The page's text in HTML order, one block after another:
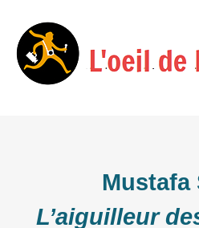
Skip
to
Mustafa
L’aiguilleur